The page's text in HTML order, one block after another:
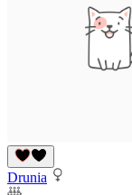
Drunia